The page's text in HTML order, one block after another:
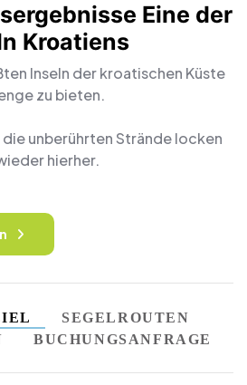
Eine der
Kroatiens
Inseln der kroatischen Küste
zu bieten.
die unberührten Strände locken
hierher.
SEGELROUTEN
BUCHUNGSANFRAGE